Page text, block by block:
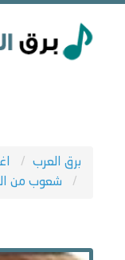
برق العرب
شعوب من